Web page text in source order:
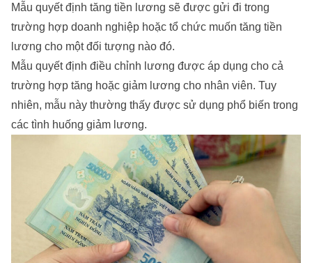
Mẫu quyết định tăng tiền lương sẽ được gửi đi trong
trường hợp doanh nghiệp hoặc tổ chức muốn tăng tiền
lương cho một đối tượng nào đó.
Mẫu quyết định điều chỉnh lương được áp dụng cho cả
trường hợp tăng hoặc giảm lương cho nhân viên. Tuy
nhiên, mẫu này thường thấy được sử dụng phổ biến trong
các tình huống giảm lương.